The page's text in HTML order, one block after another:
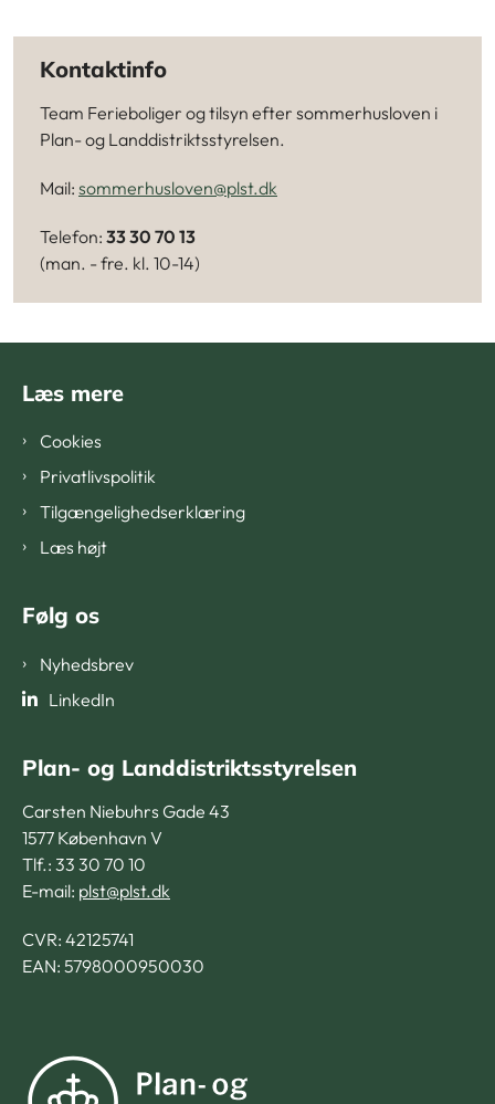
Kontaktinfo
Team Ferieboliger og tilsyn efter sommerhusloven i
Plan- og Landdistriktsstyrelsen.
Mail: sommerhusloven@plst.dk
Telefon: 33 30 70 13
(man. - fre. kl. 10-14)
Læs mere
Cookies
Privatlivspolitik
Tilgængelighedserklæring
Læs højt
Følg os
Nyhedsbrev
LinkedIn
Plan- og Landdistriktsstyrelsen
Carsten Niebuhrs Gade 43
1577 København V
Tlf.: 33 30 70 10
E-mail: plst@plst.dk
CVR: 42125741
EAN: 5798000950030